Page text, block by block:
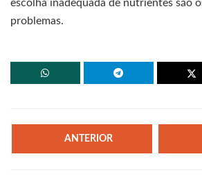
escolha inadequada de nutrientes são
problemas.
ANTERIOR